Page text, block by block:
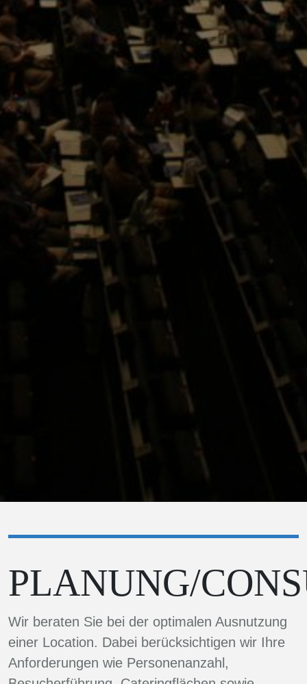
PLANUNG/
Wir beraten Sie bei der optimalen Ausnutzung
einer Location. Dabei berücksichtigen wir Ihre
Anforderungen wie Personenanzahl,